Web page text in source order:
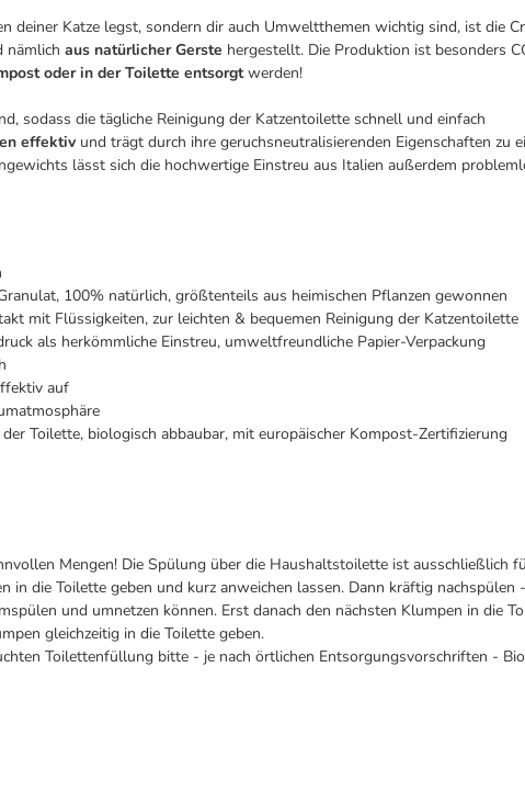
deiner Katze legst, sondern dir auch Umweltthemen wichtig sind, ist die
nämlich aus natürlicher Gerste hergestellt. Die Produktion ist besonders
oder in der Toilette entsorgtwerden!
sodass die tägliche Reinigung der Katzentoilette schnell und einfach
effektiv und trägt durch ihre geruchsneutralisierenden Eigenschaften zu
lässt sich die hochwertige Einstreu aus Italien außerdem
100% natürlich, größtenteils aus heimischen Pflanzen gewonnen
mit Flüssigkeiten, zur leichten & bequemen Reinigung der Katzentoilette
als herkömmliche Einstreu, umweltfreundliche Papier-Verpackung
auf
Toilette, biologisch abbaubar, mit europäischer Kompost-Zertifizierung
Mengen! Die Spülung über die Haushaltstoilette ist ausschließlich
in die Toilette geben und kurz anweichen lassen. Dann kräftig nachspülen
und umnetzen können. Erst danach den nächsten Klumpen in die
gleichzeitig in die Toilette geben.
Toilettenfüllung bitte - je nach örtlichen Entsorgungsvorschriften -